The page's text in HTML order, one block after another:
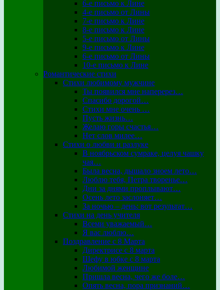
6-е письмо к Лине
4-е письмо от Лины
7-е письмо к Лине
8-е письмо к Лине
5-е письмо от Лины
9-е письмо к Лине
6-е письмо от Лины
10-е письмо к Лине
Романтические стихи
Стихи любимому мужчине
Ты появился мне наперерез…
Спасибо дорогой…
Стихи мне очень …
Пусть жизнь…
Желаю горы счастья…
Нет слов милее…
Стихи о любви и разлуке
В ноябрьском сумраке, целуя чашку
чая…
Была весна, дышало зноем лето…
Люблю тебя, Петра творенье…
Дни за днями проплывают…
Осень лето заслоняет…
За ночью – день: вот результат…
Стихи на день учителя
Всеми уважаемый…
Я вас люблю…
Поздравление с 8 Марта
Директрисе с 8 марта
Шефу в юбке с 8 марта
Любимой женщине
Пришла весна, чего же боле…
Опять весна, пора признаний…